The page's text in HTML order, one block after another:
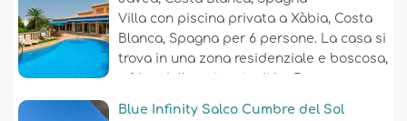
Villa con piscina privata a Xàbia, Costa
Blanca, Spagna per 6 persone. La casa si
trova in una zona residenziale e boscosa,
Blue Infinity Salco Cumbre del Sol